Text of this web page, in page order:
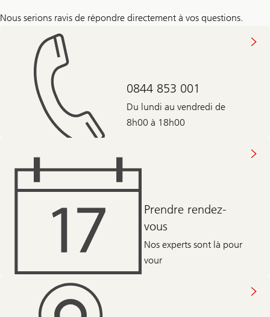
Nous serions ravis de répondre directement à vos questions.
0844 853 001
Du lundi au vendredi de
8h00 à 18h00
Prendre rendez-
vous
Nos experts sont là pour
vour